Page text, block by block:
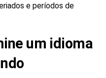
e períodos de
um idioma